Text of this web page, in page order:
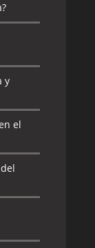
y
el